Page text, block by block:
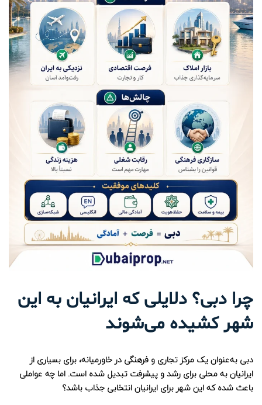
چرا دبی؟ دلایلی که ایرانیان به این
شهر کشیده می‌شوند
دبی به‌عنوان یک مرکز تجاری و فرهنگی در خاورمیانه، برای بسیاری از
ایرانیان به محلی برای رشد و پیشرفت تبدیل شده است. اما چه عواملی
باعث شده که این شهر برای ایرانیان انتخابی جذاب باشد؟